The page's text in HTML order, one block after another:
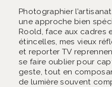
Photographier
une approche bien
Roold, face aux cadres
étincelles, mes vieux
et reporter TV
se faire oublier pour
geste, tout en
de lumière souvent